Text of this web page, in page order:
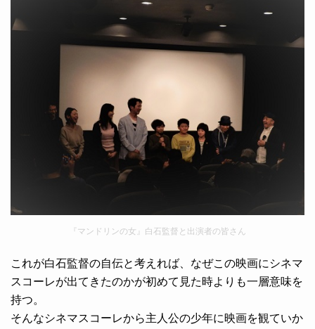
『マンドリンの女』白石監督と出演者の皆さん
これが白石監督の自伝と考えれば、なぜこの映画にシネマ
スコーレが出てきたのかが初めて見た時よりも一層意味を
持つ。
そんなシネマスコーレから主人公の少年に映画を観ていか